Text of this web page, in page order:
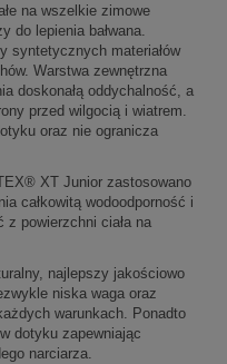
na wszelkie zimowe
do lepienia bałwana.
syntetycznych materiałów
Warstwa zewnętrzna
doskonałą oddychalność, a
przed wilgocią i wiatrem.
oraz nie ogranicza
XT Junior zastosowano
całkowitą wodoodporność i
z powierzchni ciała na
najlepszy jakościowo
niska waga oraz
warunkach. Ponadto
dotyku zapewniając
narciarza.